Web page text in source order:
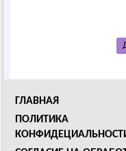
ГЛАВНАЯ
ПОЛИТИКА